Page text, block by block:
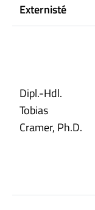
Externisté
Dipl.-Hdl.
Tobias
Cramer, Ph.D.